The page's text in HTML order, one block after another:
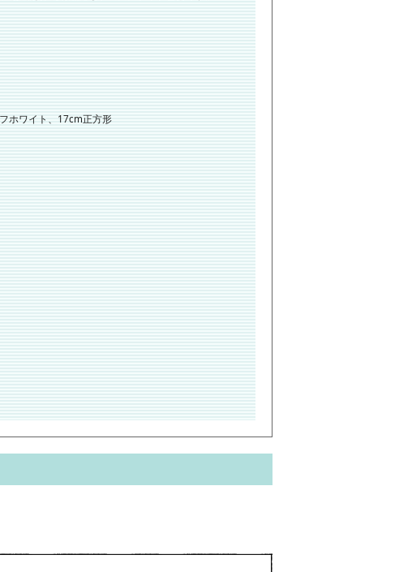
ホワイト、17cm正方形